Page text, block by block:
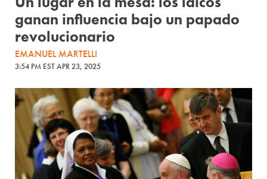
ganan influencia bajo un papado
revolucionario
EMANUEL MARTELLI
3:54 PM EST APR 23, 2025